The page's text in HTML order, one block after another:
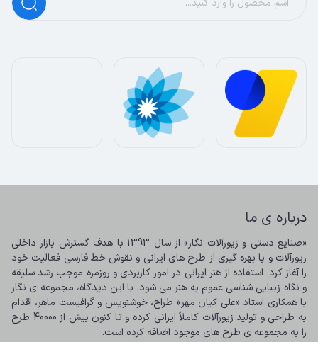
درباره ی ما
را به مجموعه ی طرح های موجود اضافه کرده است.